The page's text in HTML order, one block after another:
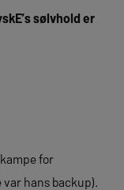
sølvhold er
for
var hans backup).